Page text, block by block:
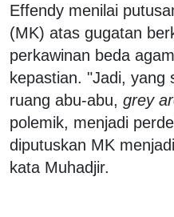
Effendy menilai
(MK) atas gugatan
perkawinan beda
kepastian. "Jadi, yang
ruang abu-abu, grey
polemik, menjadi
diputuskan MK
kata Muhadjir.